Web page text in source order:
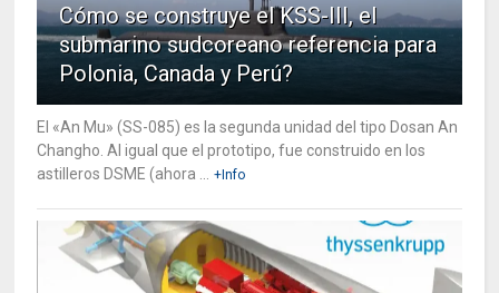
Cómo se construye el KSS-III, el
submarino sudcoreano referencia para
Polonia, Canada y Perú?
El «An Mu» (SS-085) es la segunda unidad del tipo Dosan An
Changho. Al igual que el prototipo, fue construido en los
astilleros DSME (ahora ...
+Info